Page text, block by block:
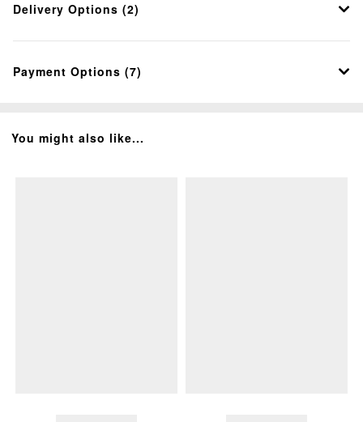
Delivery Options (2)
Payment Options (7)
You might also like...